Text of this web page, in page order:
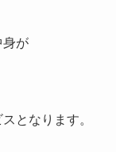
身が
となります。